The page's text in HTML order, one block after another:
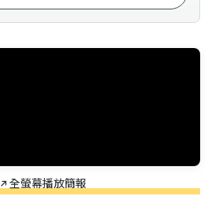
↗ 全螢幕播放簡報